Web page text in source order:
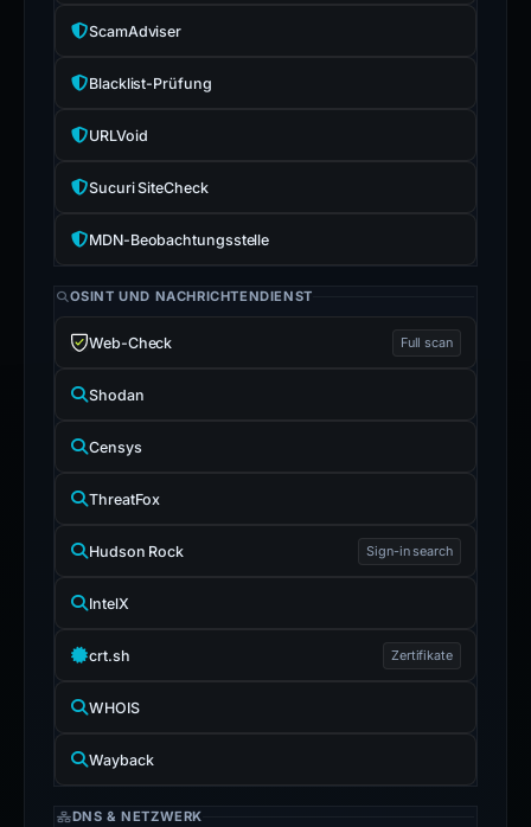
ScamAdviser
Blacklist-Prüfung
URLVoid
Sucuri SiteCheck
MDN-Beobachtungsstelle
OSINT UND NACHRICHTENDIENST
Web-Check Full scan
Shodan
Censys
ThreatFox
Hudson Rock Sign-in search
IntelX
crt.sh Zertifikate
WHOIS
Wayback
DNS & NETZWERK